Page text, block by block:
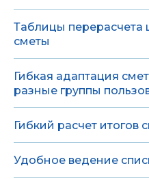
Таблицы перерасчета
сметы
Гибкая адаптация
разные группы
Гибкий расчет итогов
Удобное ведение